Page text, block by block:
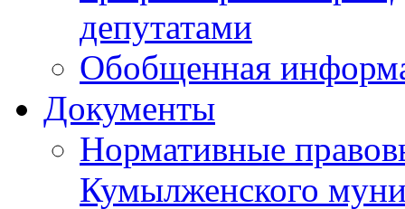
депутатами
Обобщенная
Документы
Нормативные
Кумылженского